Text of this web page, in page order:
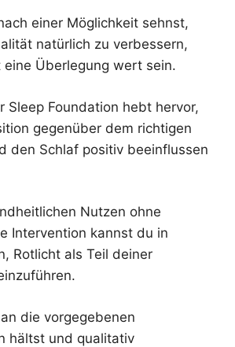
einer Möglichkeit sehnst,
natürlich zu verbessern,
eine Überlegung wert sein.
Sleep Foundation hebt hervor,
gegenüber dem richtigen
den Schlaf positiv beeinflussen
Nutzen ohne
Intervention kannst du in
Rotlicht als Teil deiner
die vorgegebenen
hältst und qualitativ